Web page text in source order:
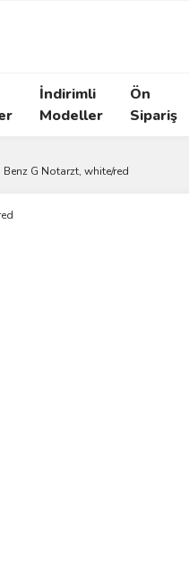
İndirimli
Modeller
Ön
Sipariş
Benz G Notarzt, white/red